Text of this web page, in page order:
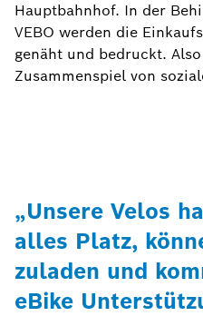
Hauptbahnhof. In der
VEBO werden die
genäht und bedruckt.
Zusammenspiel von
„Unsere Velos
alles Platz,
zuladen und
eBike